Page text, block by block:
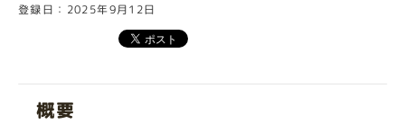
登録日：2025年9月12日
概要